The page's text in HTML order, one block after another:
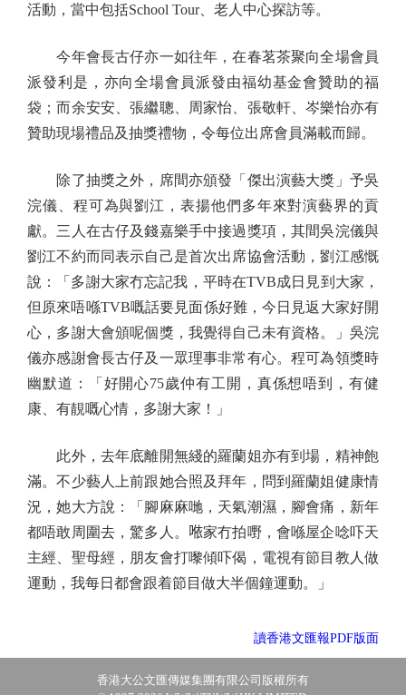
活動，當中包括School Tour、老人中心探訪等。
今年會長古仔亦一如往年，在春茗茶聚向全場會員
派發利是，亦向全場會員派發由福幼基金會贊助的福
袋；而余安安、張繼聰、周家怡、張敬軒、岑樂怡亦有
贊助現場禮品及抽獎禮物，令每位出席會員滿載而歸。
除了抽獎之外，席間亦頒發「傑出演藝大獎」予吳
浣儀、程可為與劉江，表揚他們多年來對演藝界的貢
獻。三人在古仔及錢嘉樂手中接過獎項，其間吳浣儀與
劉江不約而同表示自己是首次出席協會活動，劉江感慨
說：「多謝大家冇忘記我，平時在TVB成日見到大家，
但原來唔喺TVB嘅話要見面係好難，今日見返大家好開
心，多謝大會頒呢個獎，我覺得自己未有資格。」吳浣
儀亦感謝會長古仔及一眾理事非常有心。程可為領獎時
幽默道：「好開心75歲仲有工開，真係想唔到，有健
康、有靚嘅心情，多謝大家！」
此外，去年底離開無綫的羅蘭姐亦有到場，精神飽
滿。不少藝人上前跟她合照及拜年，問到羅蘭姐健康情
況，她大方說：「腳麻麻哋，天氣潮濕，腳會痛，新年
都唔敢周圍去，驚多人。𠵱家冇拍嘢，會喺屋企唸吓天
主經、聖母經，朋友會打嚟傾吓偈，電視有節目教人做
運動，我每日都會跟着節目做大半個鐘運動。」
讀香港文匯報PDF版面
香港大公文匯傳媒集團有限公司版權所有